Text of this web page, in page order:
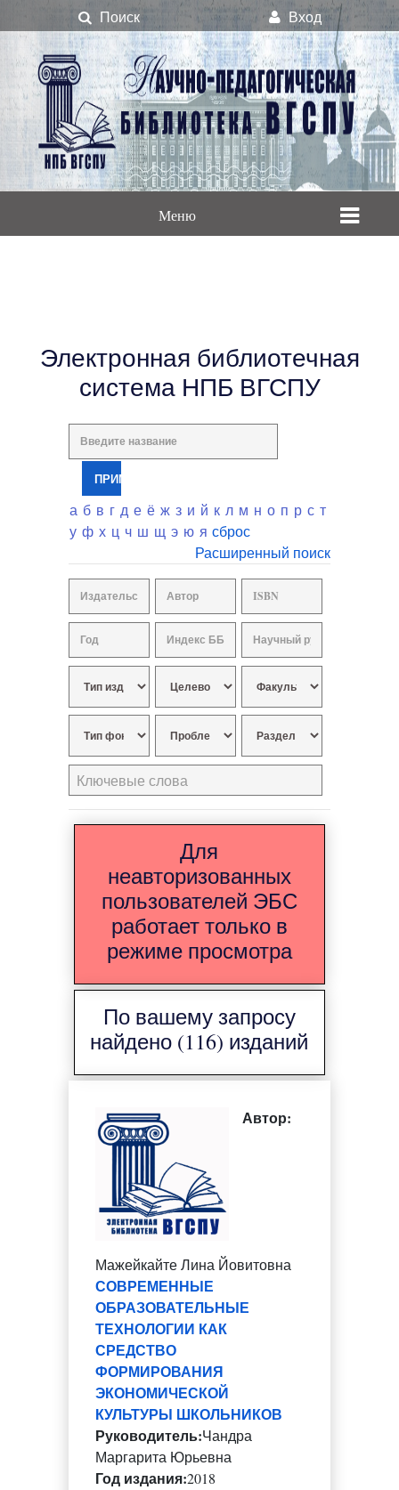
Вход
Поиск
Меню
Электронная библиотечная
система НПБ ВГСПУ
а б в г д е ё ж з и й к л м н о п р с т
у ф х ц ч ш щ э ю я сброс
Расширенный поиск
Для
неавторизованных
пользователей ЭБС
работает только в
режиме просмотра
По вашему запросу
найдено (116) изданий
Автор:
Мажейкайте Лина Йовитовна
СОВРЕМЕННЫЕ
ОБРАЗОВАТЕЛЬНЫЕ
ТЕХНОЛОГИИ КАК
СРЕДСТВО
ФОРМИРОВАНИЯ
ЭКОНОМИЧЕСКОЙ
КУЛЬТУРЫ ШКОЛЬНИКОВ
Руководитель:Чандра
Маргарита Юрьевна
Год издания:2018